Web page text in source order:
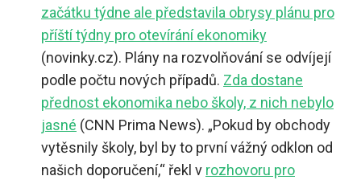
začátku týdne ale představila obrysy plánu pro
příští týdny pro otevírání ekonomiky
(novinky.cz). Plány na rozvolňování se odvíjejí
podle počtu nových případů. Zda dostane
přednost ekonomika nebo školy, z nich nebylo
jasné (CNN Prima News). „Pokud by obchody
vytěsnily školy, byl by to první vážný odklon od
našich doporučení,“ řekl v rozhovoru pro